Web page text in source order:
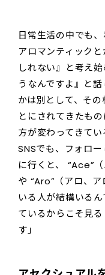
日常生活の中でも
アロマンティック
しれない』と考え
うなんですよ』と
かは別として、そ
とにされてきたも
方が変わってきてい
SNSでも、フォロ
に行くと、 “Ace”
や “Aro”（アロ、
いる人が結構いる
ているからこそ見
す」